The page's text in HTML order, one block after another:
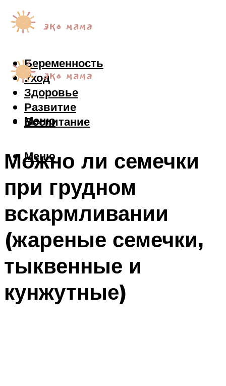
Беременность
Уход
Здоровье
Развитие
Воспитание
Меню
Меню
Можно ли семечки
при грудном
вскармливании
(жареные семечки,
тыквенные и
кунжутные)